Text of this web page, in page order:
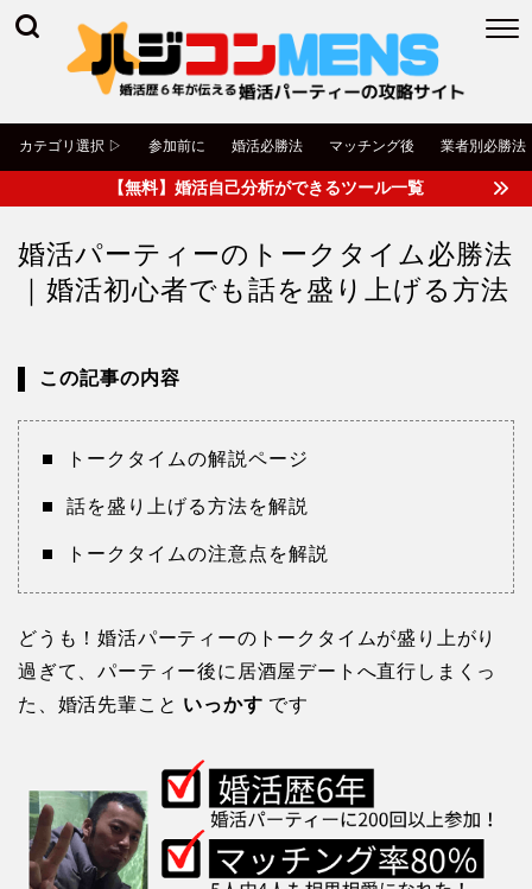
カテゴリ選択 ▷ 参加前に 婚活必勝法 マッチング後 業者別必勝法
【無料】婚活自己分析ができるツール一覧
婚活パーティーのトークタイム必勝法
｜婚活初心者でも話を盛り上げる方法
この記事の内容
トークタイムの解説ページ
話を盛り上げる方法を解説
トークタイムの注意点を解説
どうも！婚活パーティーのトークタイムが盛り上がり
過ぎて、パーティー後に居酒屋デートへ直行しまくっ
た、婚活先輩こと いっかす です